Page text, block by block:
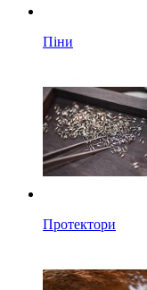
Піни
Протектори